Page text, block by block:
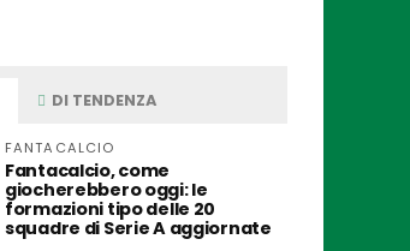
DI TENDENZA
FANTACALCIO
Fantacalcio, come
giocherebbero oggi: le
formazioni tipo delle 20
squadre di Serie A aggiornate